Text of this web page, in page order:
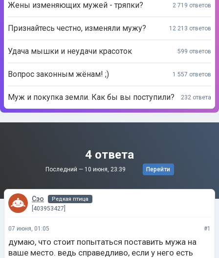
Жены изменяющих мужей - тряпки? 2 719 ответов
Признайтесь честно, изменяли мужу? 12 213 ответов
Удача мышки и неудачи красоток 599 ответов
Вопрос законным жёнам! ;) 1 557 ответов
Муж и покупка земли. Как бы вы поступили? 232 ответа
4 ответа
Последний — 10 июня, 23:39 Перейти
Сэо Редкая птица
[403953427]
07 июня, 01:05 #1
думаю, что стоит попытаться поставить мужа на
ваше место. ведь справедливо, если у него есть